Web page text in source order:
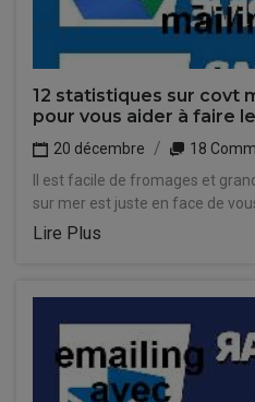
12 statistiques sur covt
pour vous aider à faire
20 décembre
18
Il est facile de fromages et
sur mer est juste en face de
Lire Plus